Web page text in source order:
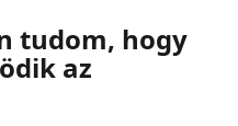
tudom, hogy
az